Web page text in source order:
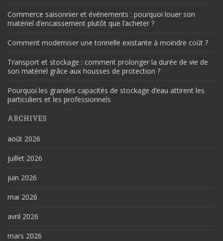
Commerce saisonnier et événements : pourquoi louer son
matériel d’encaissement plutôt que l’acheter ?
Comment moderniser une tonnelle existante à moindre coût ?
Transport et stockage : comment prolonger la durée de vie de
son matériel grâce aux housses de protection ?
Pourquoi les grandes capacités de stockage d’eau attirent les
particuliers et les professionnels
ARCHIVES
août 2026
juillet 2026
juin 2026
mai 2026
avril 2026
mars 2026